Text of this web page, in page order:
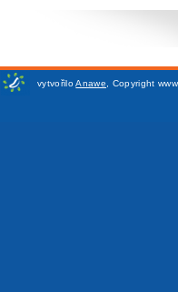
vytvořiloAnawe Copyright